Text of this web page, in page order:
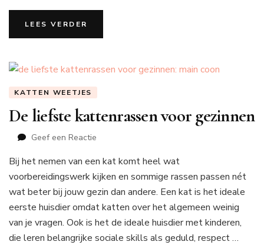
LEES VERDER
KATTEN WEETJES
De liefste kattenrassen voor gezinnen
Geef een Reactie
liefste
kattenrassen
voor
gezinnen
Bij het nemen van een kat komt heel wat
voorbereidingswerk kijken en sommige rassen passen nét
wat beter bij jouw gezin dan andere. Een kat is het ideale
eerste huisdier omdat katten over het algemeen weinig
van je vragen. Ook is het de ideale huisdier met kinderen,
die leren belangrijke sociale skills als geduld, respect …